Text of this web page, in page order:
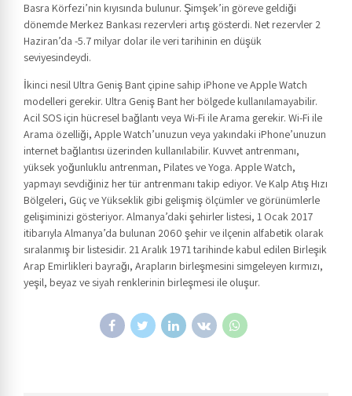
Basra Körfezi’nin kıyısında bulunur. Şimşek’in göreve geldiği
dönemde Merkez Bankası rezervleri artış gösterdi. Net rezervler 2
Haziran’da -5.7 milyar dolar ile veri tarihinin en düşük
seviyesindeydi.
İkinci nesil Ultra Geniş Bant çipine sahip iPhone ve Apple Watch
modelleri gerekir. Ultra Geniş Bant her bölgede kullanılamayabilir.
Acil SOS için hücresel bağlantı veya Wi-Fi ile Arama gerekir. Wi-Fi ile
Arama özelliği, Apple Watch’unuzun veya yakındaki iPhone’unuzun
internet bağlantısı üzerinden kullanılabilir. Kuvvet antrenmanı,
yüksek yoğunluklu antrenman, Pilates ve Yoga. Apple Watch,
yapmayı sevdiğiniz her tür antrenmanı takip ediyor. Ve Kalp Atış Hızı
Bölgeleri, Güç ve Yükseklik gibi gelişmiş ölçümler ve görünümlerle
gelişiminizi gösteriyor. Almanya’daki şehirler listesi, 1 Ocak 2017
itibarıyla Almanya’da bulunan 2060 şehir ve ilçenin alfabetik olarak
sıralanmış bir listesidir. 21 Aralık 1971 tarihinde kabul edilen Birleşik
Arap Emirlikleri bayrağı, Arapların birleşmesini simgeleyen kırmızı,
yeşil, beyaz ve siyah renklerinin birleşmesi ile oluşur.